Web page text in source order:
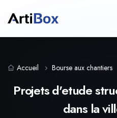
Accueil Bourse aux chantiers
Projets d'etude
dans la